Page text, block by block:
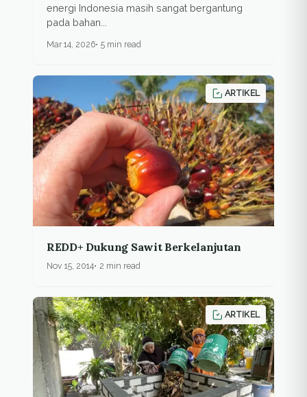
energi Indonesia masih sangat bergantung
pada bahan...
Mar 14, 2026 5 min read
ARTIKEL
REDD+ Dukung Sawit Berkelanjutan
Nov 15, 2014 2 min read
ARTIKEL